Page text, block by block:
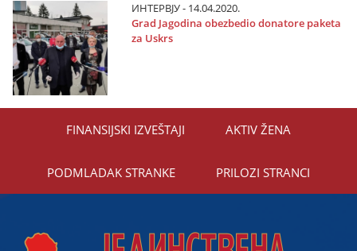
ИНТЕРВЈУ - 14.04.2020.
Grad Јagodina obezbedio donatore paketa
za Uskrs
FINANSIЈSKI IZVEŠTAЈI AKTIV ŽENA
PODMLADAK STRANKE PRILOZI STRANCI